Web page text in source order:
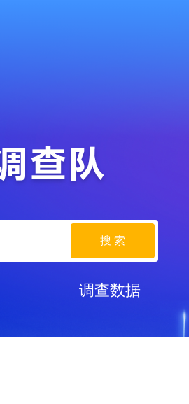
搜 索
调查数据